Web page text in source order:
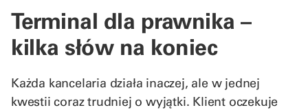
Terminal dla prawnika –
kilka słów na koniec
Każda kancelaria działa inaczej, ale w jednej
kwestii coraz trudniej o wyjątki. Klient oczekuje